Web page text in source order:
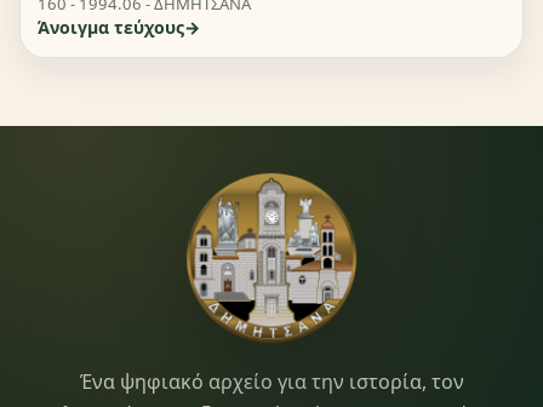
Άνοιγμα τεύχους
Dimitsana.gr
Ένα ψηφιακό αρχείο για την ιστορία, τον